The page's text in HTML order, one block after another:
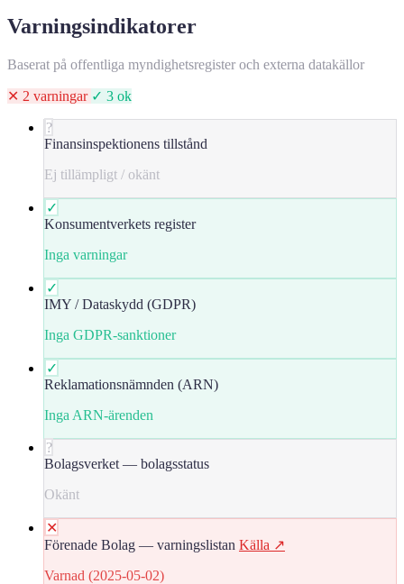
Varningsindikatorer
Baserat på offentliga myndighetsregister och externa datakällor
✕ 2 varningar ✓ 3 ok
?
Finansinspektionens tillstånd
Ej tillämpligt / okänt
✓
Konsumentverkets register
Inga varningar
✓
IMY / Dataskydd (GDPR)
Inga GDPR-sanktioner
✓
Reklamationsnämnden (ARN)
Inga ARN-ärenden
?
Bolagsverket — bolagsstatus
Okänt
✕
Förenade Bolag — varningslistan Källa ↗
Varnad (2025-05-02)